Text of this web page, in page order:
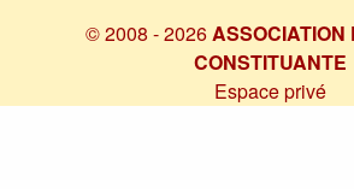
© 2008 - 2026ASSOCIATION
CONSTITUANTE
Espace privé